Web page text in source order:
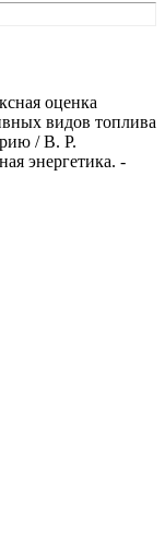
оценка
видов топлива
/ В. Р.
энергетика. -